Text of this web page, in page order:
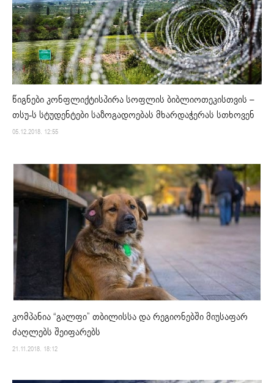
წიგნები კონფლიქტისპირა სოფლის ბიბლიოთეკისთვის –
თსუ-ს სტუდენტები საზოგადოებას მხარდაჭერას სთხოვენ
05.12.2018. 12:55
კომპანია “გალფი” თბილისსა და რეგიონებში მიუსაფარ
ძაღლებს შეიფარებს
21.11.2018. 18:12